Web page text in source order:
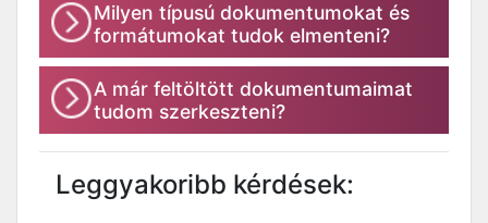
Milyen típusú dokumentumokat és
formátumokat tudok elmenteni?
A már feltöltött dokumentumaimat
tudom szerkeszteni?
Leggyakoribb kérdések: